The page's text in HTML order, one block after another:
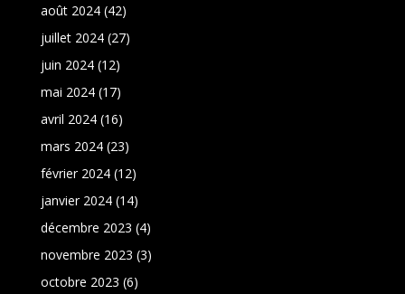
août 2024(42)
juillet 2024(27)
juin 2024(12)
mai 2024(17)
avril 2024(16)
mars 2024(23)
février 2024(12)
janvier 2024(14)
décembre 2023 (4)
novembre 2023 (3)
octobre 2023 (6)